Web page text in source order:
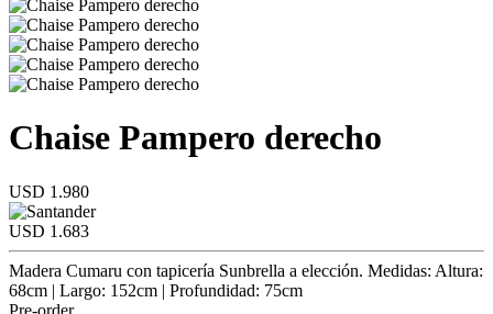
Chaise Pampero derecho
USD 1.980
USD 1.683
Madera Cumaru con tapicería Sunbrella a elección. Medidas: Altura:
68cm | Largo: 152cm | Profundidad: 75cm
Pre-order